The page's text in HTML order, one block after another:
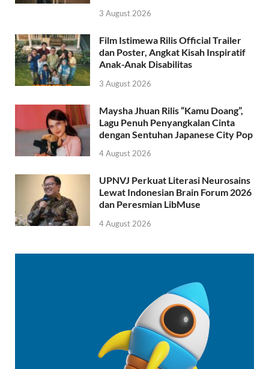
3 August 2026
Film Istimewa Rilis Official Trailer
dan Poster, Angkat Kisah Inspiratif
Anak-Anak Disabilitas
3 August 2026
Maysha Jhuan Rilis “Kamu Doang”,
Lagu Penuh Penyangkalan Cinta
dengan Sentuhan Japanese City Pop
4 August 2026
UPNVJ Perkuat Literasi Neurosains
Lewat Indonesian Brain Forum 2026
dan Peresmian LibMuse
4 August 2026